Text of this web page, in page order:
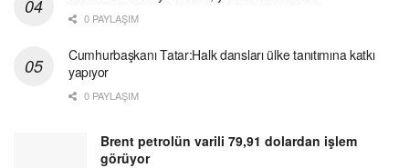
0 PAYLAŞIM
Cumhurbaşkanı Tatar:Halk dansları ülke tanıtımına katkı
yapıyor
0 PAYLAŞIM
Brent petrolün varili 79,91 dolardan işlem
görüyor